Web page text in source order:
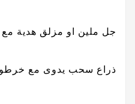
جل ملين او مزلق هدية مع
ذراع سحب يدوى مع